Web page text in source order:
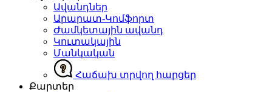
Ավանդներ
Արարատ-Կոմֆորտ
Ժամկետային ավանդ
Կուտակային
Մանկական
Հաճախ տրվող հարցեր
Քարտեր